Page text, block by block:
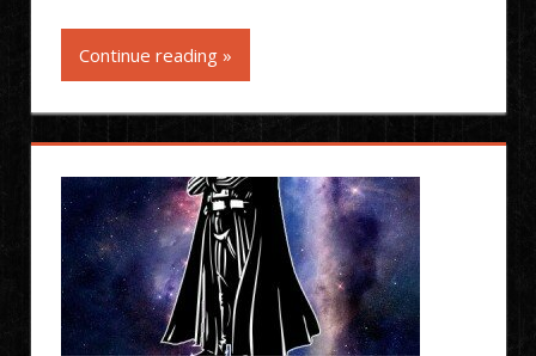
Continue reading »